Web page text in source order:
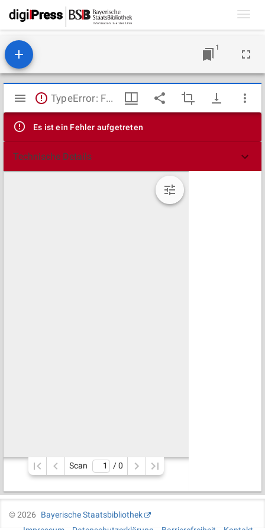
1
Mirador
Viewer
TypeError: Failed to fetch
Es ist ein Fehler aufgetreten
Technische Details
Scan / 0
©2026
Bayerische Staatsbibliothek